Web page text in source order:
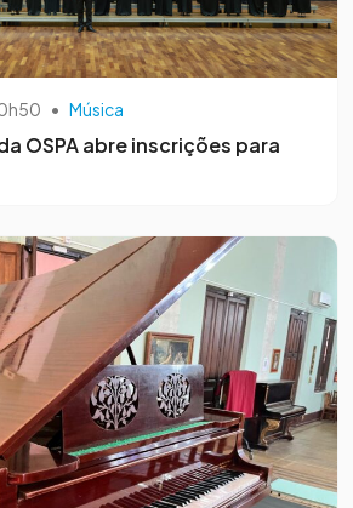
• Música
OSPA abre inscrições para